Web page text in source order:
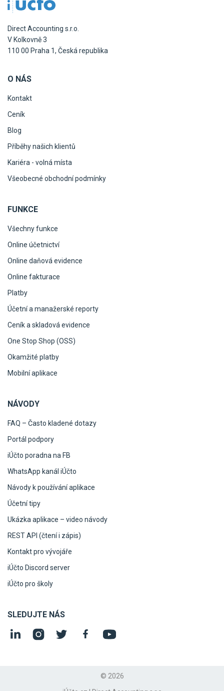
Direct Accounting s.r.o.
V Kolkovně 3
110 00 Praha 1, Česká republika
O NÁS
Kontakt
Ceník
Blog
Příběhy našich klientů
Kariéra - volná místa
Všeobecné obchodní podmínky
FUNKCE
Všechny funkce
Online účetnictví
Online daňová evidence
Online fakturace
Platby
Účetní a manažerské reporty
Ceník a skladová evidence
One Stop Shop (OSS)
Okamžité platby
Mobilní aplikace
NÁVODY
FAQ – Často kladené dotazy
Portál podpory
iÚčto poradna na FB
WhatsApp kanál iÚčto
Návody k používání aplikace
Účetní tipy
Ukázka aplikace – video návody
REST API (čtení i zápis)
Kontakt pro vývojáře
iÚčto Discord server
iÚčto pro školy
SLEDUJTE NÁS
© 2026